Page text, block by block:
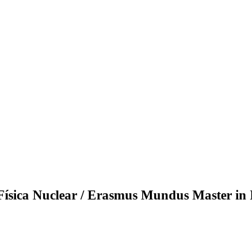
Nuclear / Erasmus Mundus Master in